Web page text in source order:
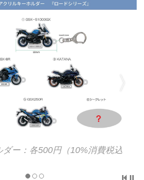
ダー：各500円（10%消費税込